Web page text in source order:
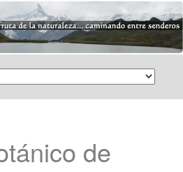
de